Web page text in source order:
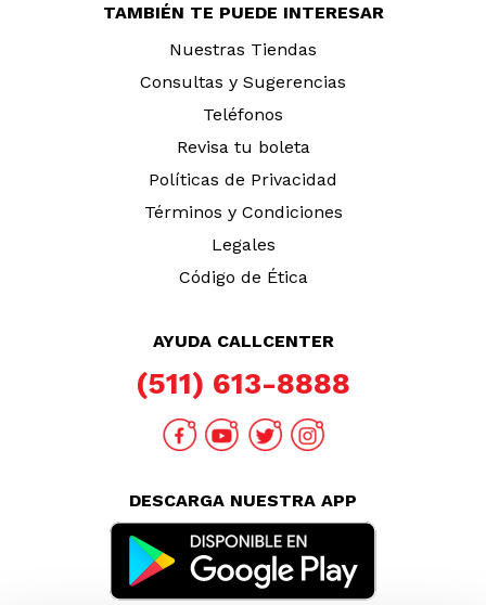
TAMBIÉN TE PUEDE INTERESAR
Nuestras Tiendas
Consultas y Sugerencias
Teléfonos
Revisa tu boleta
Políticas de Privacidad
Términos y Condiciones
Legales
Código de Ética
AYUDA CALLCENTER
(511) 613-8888
DESCARGA NUESTRA APP